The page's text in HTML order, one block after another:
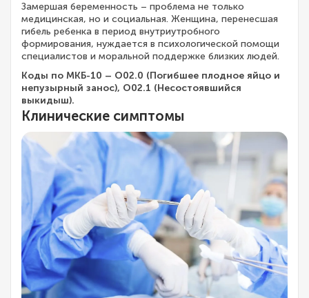
Замершая беременность – проблема не только
медицинская, но и социальная. Женщина, перенесшая
гибель ребенка в период внутриутробного
формирования, нуждается в психологической помощи
специалистов и моральной поддержке близких людей.
Коды по МКБ-10 – O02.0 (Погибшее плодное яйцо и
непузырный занос), O02.1 (Несостоявшийся
выкидыш).
Клинические симптомы